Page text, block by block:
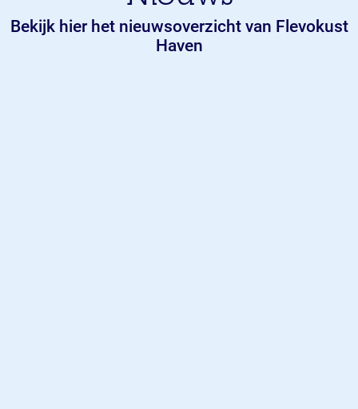
Bekijk hier het nieuwsoverzicht van Flevokust
Haven